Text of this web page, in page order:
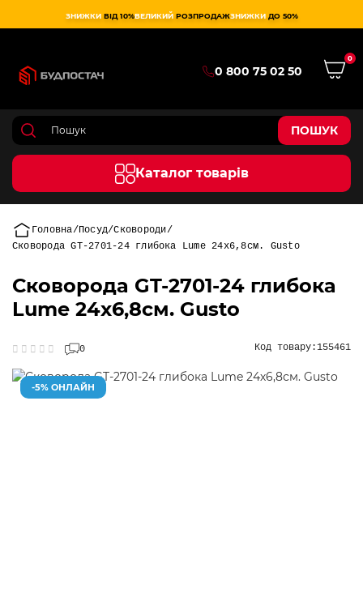
ЗНИЖКИ ВІД 10%ВЕЛИКИЙ РОЗПРОДАЖЗНИЖКИ ДО 50%
0 800 75 02 50
0
ПОШУК
Каталог товарів
Головна Посуд Сковороди
Сковорода GT-2701-24 глибока Lume 24х6,8см. Gusto
Сковорода GT-2701-24 глибока
Lume 24х6,8см. Gusto
0 Код товару:155461
-5% ОНЛАЙН